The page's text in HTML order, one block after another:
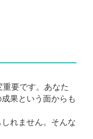
要です。あなた
果という面からも
れません。そんな